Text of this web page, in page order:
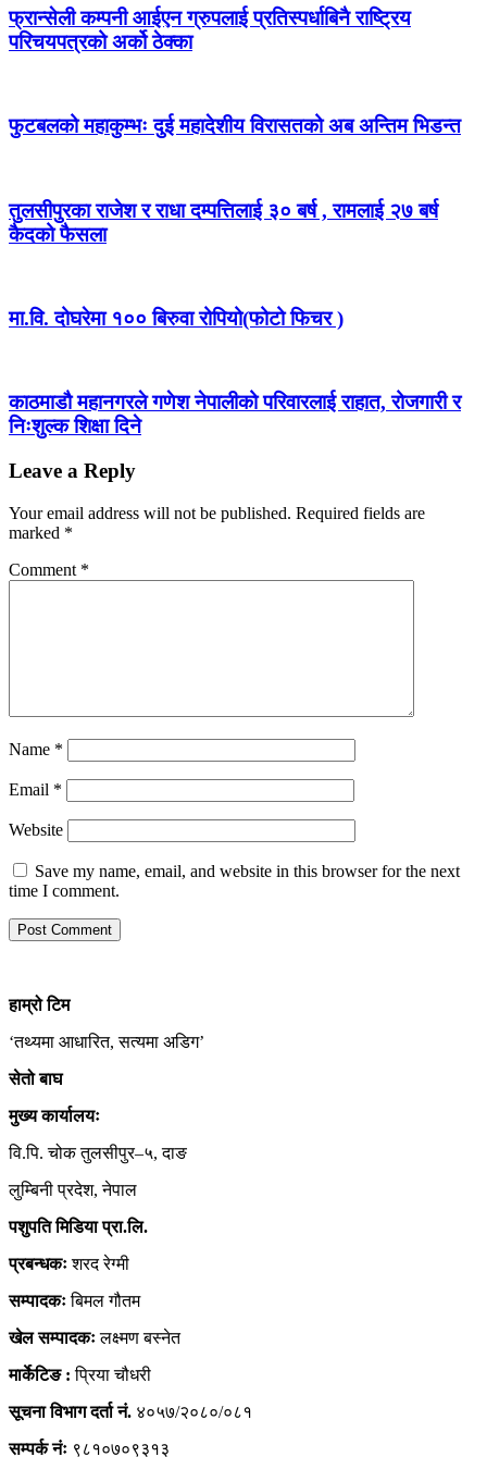
फ्रान्सेली कम्पनी आईएन ग्रुपलाई प्रतिस्पर्धाबिनै राष्ट्रिय
परिचयपत्रको अर्को ठेक्का
फुटबलको महाकुम्भः दुई महादेशीय विरासतको अब अन्तिम भिडन्त
तुलसीपुरका राजेश र राधा दम्पत्तिलाई ३० बर्ष , रामलाई २७ बर्ष
कैदको फैसला
मा.वि. दोघरेमा १०० बिरुवा रोपियो(फोटो फिचर )
काठमाडौ महानगरले गणेश नेपालीको परिवारलाई राहात, रोजगारी र
निःशुल्क शिक्षा दिने
Leave a Reply
Your email address will not be published. Required fields are
marked *
Comment *
Name *
Email *
Website
Save my name, email, and website in this browser for the next
time I comment.
हाम्रोटिम
‘तथ्यमा आधारित, सत्यमा अडिग’
सेतो बाघ
मुख्य कार्यालयः
वि.पि. चोक तुलसीपुर–५, दाङ
लुम्बिनी प्रदेश, नेपाल
पशुपति मिडिया प्रा.लि.
प्रबन्धकःशरद रेग्मी
सम्पादकःबिमल गौतम
खेल सम्पादकःलक्ष्मण बस्नेत
मार्केटिङ :प्रिया चौधरी
सूचना विभाग दर्ता नं. ४०५७/२०८०/०८१
सम्पर्क नंः ९८१०७०९३१३